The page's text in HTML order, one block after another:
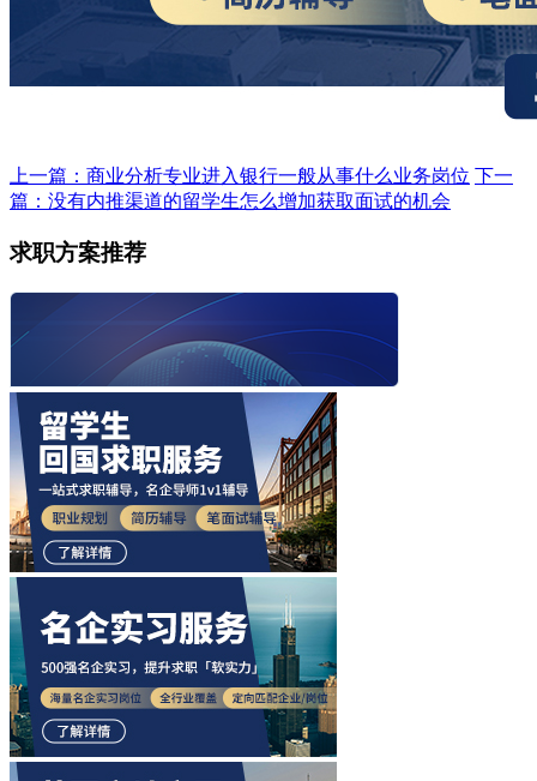
上一篇：商业分析专业进入银行一般从事什么业务岗位 下一
篇：没有内推渠道的留学生怎么增加获取面试的机会
求职方案推荐